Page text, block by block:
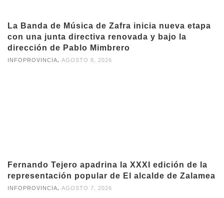
La Banda de Música de Zafra inicia nueva etapa
con una junta directiva renovada y bajo la
dirección de Pablo Mimbrero
INFOPROVINCIA AGOSTO 8, 2026
Fernando Tejero apadrina la XXXI edición de la
representación popular de El alcalde de Zalamea
INFOPROVINCIA, AGOSTO 7, 2026